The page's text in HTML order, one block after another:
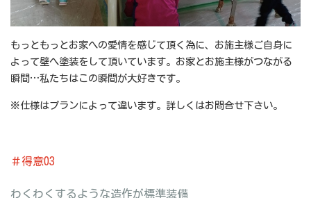
もっともっとお家への愛情を感じて頂く為に、お施主様ご自身に
よって壁へ塗装をして頂いています。お家とお施主様がつながる
瞬間…私たちはこの瞬間が大好きです。
※仕様はプランによって違います。詳しくはお問合せ下さい。
＃得意03
わくわくするような造作が標準装備